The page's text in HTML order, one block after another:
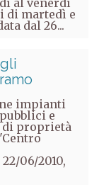
al venerdì
di martedì e
dal 26...
impianti
e
di proprietà
06/2010,